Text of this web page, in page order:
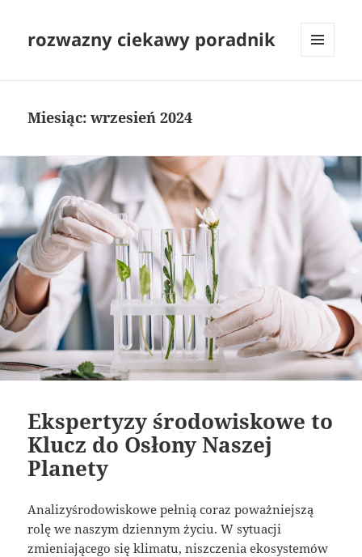
rozwazny ciekawy poradnik
Miesiąc:wrzesień 2024
Ekspertyzy środowiskowe to
Klucz do Osłony Naszej
Planety
Analizyśrodowiskowe pełnią coraz poważniejszą
rolę we naszym dziennym życiu. W sytuacji
zmieniającego się klimatu, niszczenia ekosystemów